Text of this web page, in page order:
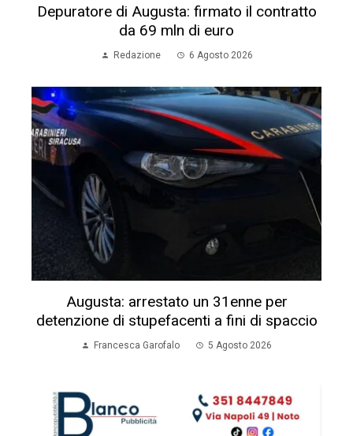
Depuratore di Augusta: firmato il contratto
da 69 mln di euro
Redazione 6 Agosto 2026
Augusta: arrestato un 31enne per
detenzione di stupefacenti a fini di spaccio
Francesca Garofalo 5 Agosto 2026